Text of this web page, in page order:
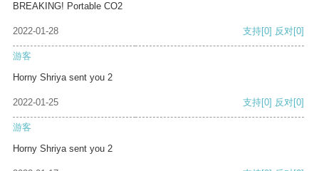
BREAKING! Portable CO2
2022-01-28 支持[0] 反对[0]
游客
Horny Shriya sent you 2
2022-01-25 支持[0] 反对[0]
游客
Horny Shriya sent you 2